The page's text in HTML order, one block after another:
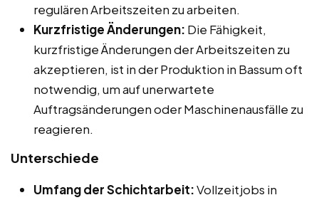
regulären Arbeitszeiten zu arbeiten.
Kurzfristige Änderungen: Die Fähigkeit,
kurzfristige Änderungen der Arbeitszeiten zu
akzeptieren, ist in der Produktion in Bassum oft
notwendig, um auf unerwartete
Auftragsänderungen oder Maschinenausfälle zu
reagieren.
Unterschiede
Umfang der Schichtarbeit:Vollzeitjobs in